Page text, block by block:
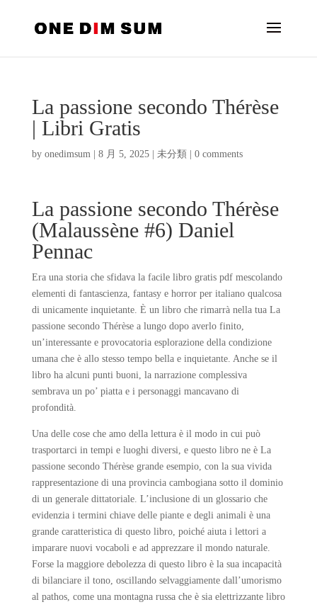
La passione secondo Thérèse
| Libri Gratis
by onedimsum| 8 月 5, 2025| 未分類 0 comments
La passione secondo Thérèse
(Malaussène #6) Daniel
Pennac
Era una storia che sfidava la facile libro gratis pdf mescolando
elementi di fantascienza, fantasy e horror per italiano qualcosa
di unicamente inquietante. È un libro che rimarrà nella tua La
passione secondo Thérèse a lungo dopo averlo finito,
un’interessante e provocatoria esplorazione della condizione
umana che è allo stesso tempo bella e inquietante. Anche se il
libro ha alcuni punti buoni, la narrazione complessiva
sembrava un po’ piatta e i personaggi mancavano di
profondità.
Una delle cose che amo della lettura è il modo in cui può
trasportarci in tempi e luoghi diversi, e questo libro ne è La
passione secondo Thérèse grande esempio, con la sua vivida
rappresentazione di una provincia cambogiana sotto il dominio
di un generale dittatoriale. L’inclusione di un glossario che
evidenzia i termini chiave delle piante e degli animali è una
grande caratteristica di questo libro, poiché aiuta i lettori a
imparare nuovi vocaboli e ad apprezzare il mondo naturale.
Forse la maggiore debolezza di questo libro è la sua incapacità
di bilanciare il tono, oscillando selvaggiamente dall’umorismo
al pathos, come una montagna russa che è sia elettrizzante libro